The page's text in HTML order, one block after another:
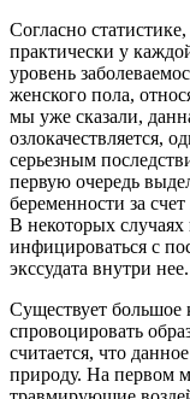
Согласно
практически у
уровень
женского пола,
мы уже сказали,
озлокачествляется,
серьезным
первую очередь
беременности за
В некоторых случаях
инфицироваться с
экссудата внутри нее.
Существует большое
спровоцировать
считается, что
природу. На первом